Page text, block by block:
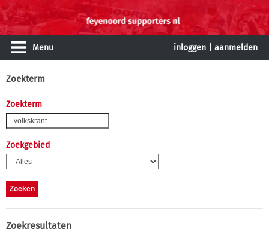
Menu inloggen aanmelden
Zoekterm
Zoekterm
Zoekgebied
Zoekresultaten